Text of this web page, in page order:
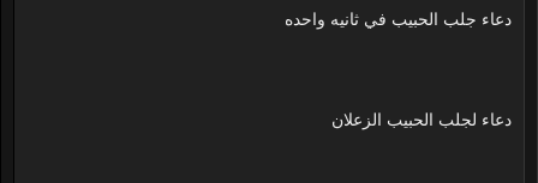
دعاء جلب الحبيب في ثانيه واحده
دعاء لجلب الحبيب الزعلان